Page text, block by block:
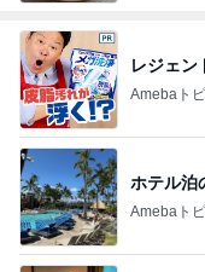
レジェン
Amebaト
ホテル泊
Amebaト